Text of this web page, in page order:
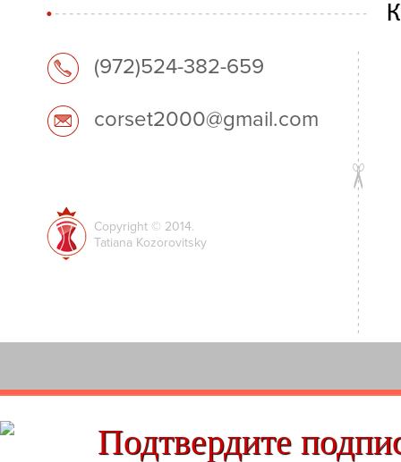
(972)524-382-659
corset2000@gmail.com
Copyright © 2014.
Tatiana Kozorovitsky
Подтвердите